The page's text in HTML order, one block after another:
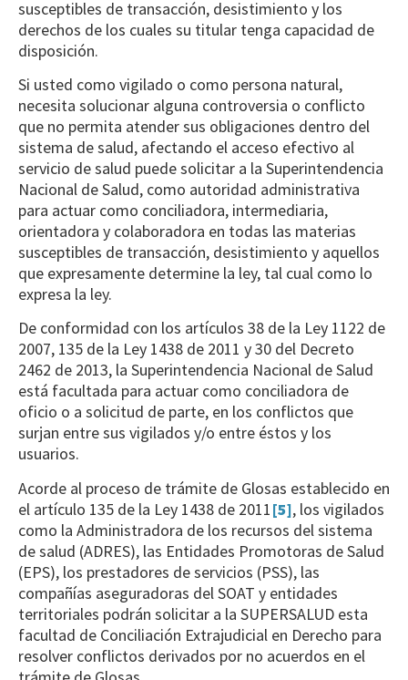
susceptibles de transacción, desistimiento y los
derechos de los cuales su titular tenga capacidad de
disposición.
Si usted como vigilado o como persona natural,
necesita solucionar alguna controversia o conflicto
que no permita atender sus obligaciones dentro del
sistema de salud, afectando el acceso efectivo al
servicio de salud puede solicitar a la Superintendencia
Nacional de Salud, como autoridad administrativa
para actuar como conciliadora, intermediaria,
orientadora y colaboradora en todas las materias
susceptibles de transacción, desistimiento y aquellos
que expresamente determine la ley, tal cual como lo
expresa la ley.
De conformidad con los artículos 38 de la Ley 1122 de
2007, 135 de la Ley 1438 de 2011 y 30 del Decreto
2462 de 2013, la Superintendencia Nacional de Salud
está facultada para actuar como conciliadora de
oficio o a solicitud de parte, en los conflictos que
surjan entre sus vigilados y/o entre éstos y los
usuarios.
Acorde al proceso de trámite de Glosas establecido en
el artículo 135 de la Ley 1438 de 2011[5], los vigilados
como la Administradora de los recursos del sistema
de salud (ADRES), las Entidades Promotoras de Salud
(EPS), los prestadores de servicios (PSS), las
compañías aseguradoras del SOAT y entidades
territoriales podrán solicitar a la SUPERSALUD esta
facultad de Conciliación Extrajudicial en Derecho para
resolver conflictos derivados por no acuerdos en el